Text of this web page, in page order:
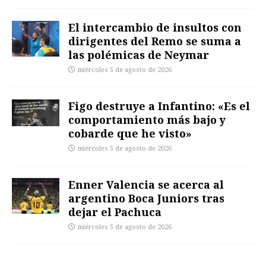
El intercambio de insultos con
dirigentes del Remo se suma a
las polémicas de Neymar
miércoles 5 de agosto de 2026
Figo destruye a Infantino: «Es el
comportamiento más bajo y
cobarde que he visto»
miércoles 5 de agosto de 2026
Enner Valencia se acerca al
argentino Boca Juniors tras
dejar el Pachuca
miércoles 5 de agosto de 2026